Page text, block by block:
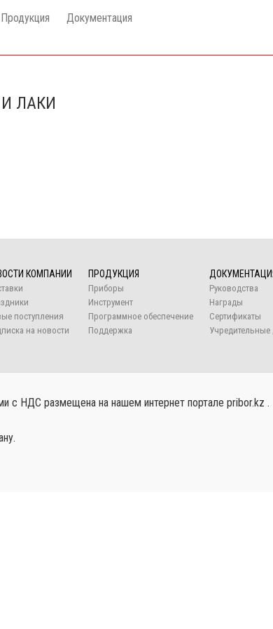
Продукция Документация
ЛАКИ
КОМПАНИИ
поступления
на новости
ПРОДУКЦИЯ
Приборы
Инструмент
Программное обеспечение
Поддержка
Руководства
Награды
Сертификаты
Учредительные
с НДС размещена на нашем интернет портале pribor.kz .